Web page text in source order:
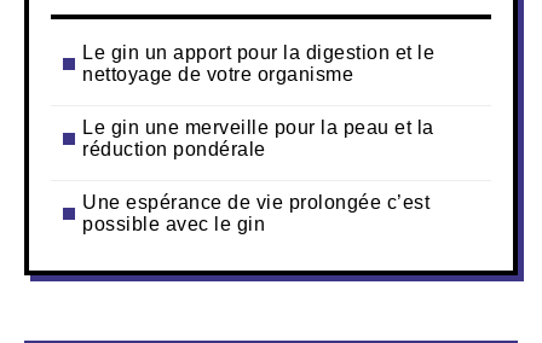
Le gin un apport pour la digestion et le
nettoyage de votre organisme
Le gin une merveille pour la peau et la
réduction pondérale
Une espérance de vie prolongée c’est
possible avec le gin